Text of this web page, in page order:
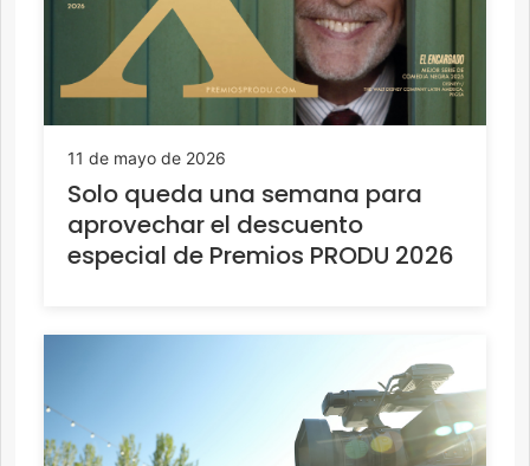
11 de mayo de 2026
Solo queda una semana para
aprovechar el descuento
especial de Premios PRODU 2026